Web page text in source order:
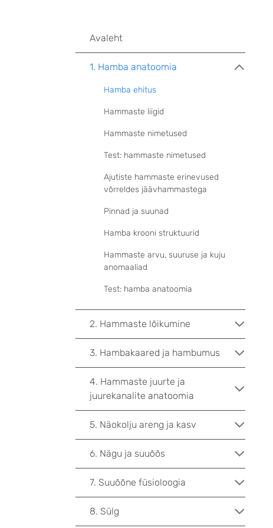
Avaleht
1. Hamba anatoomia
Hamba ehitus
Hammaste liigid
Hammaste nimetused
Test: hammaste nimetused
Ajutiste hammaste erinevused
võrreldes jäävhammastega
Pinnad ja suunad
Hamba krooni struktuurid
Hammaste arvu, suuruse ja kuju
anomaaliad
Test: hamba anatoomia
2. Hammaste lõikumine
3. Hambakaared ja hambumus
4. Hammaste juurte ja
juurekanalite anatoomia
5. Näokolju areng ja kasv
6. Nägu ja suuõõs
7. Suuõõne füsioloogia
8. Sülg